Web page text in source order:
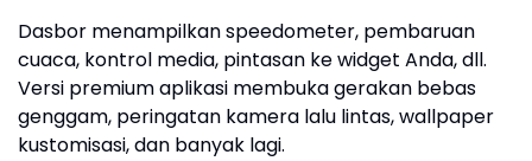
Dasbor menampilkan speedometer, pembaruan
cuaca, kontrol media, pintasan ke widget Anda, dll.
Versi premium aplikasi membuka gerakan bebas
genggam, peringatan kamera lalu lintas, wallpaper
kustomisasi, dan banyak lagi.